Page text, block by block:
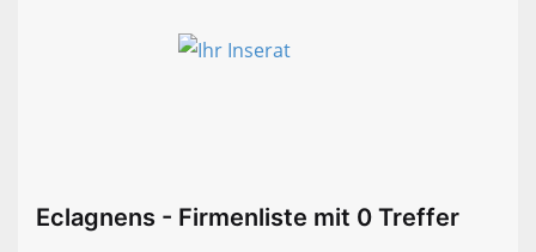
Eclagnens - Firmenliste mit 0 Treffer